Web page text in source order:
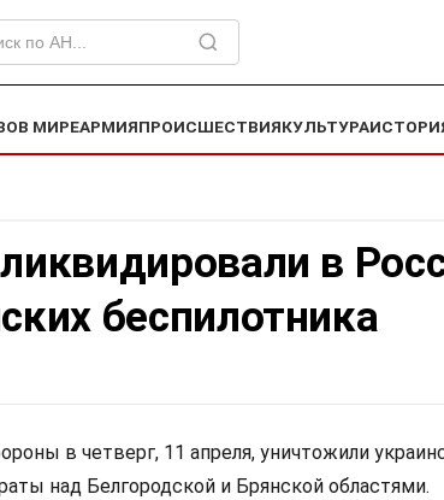
В МИРЕАРМИЯПРОИСШЕСТВИЯКУЛЬТУРА
в
беспилотника
в четверг, 11 апреля, уничтожили
над Белгородской и Брянской областями.